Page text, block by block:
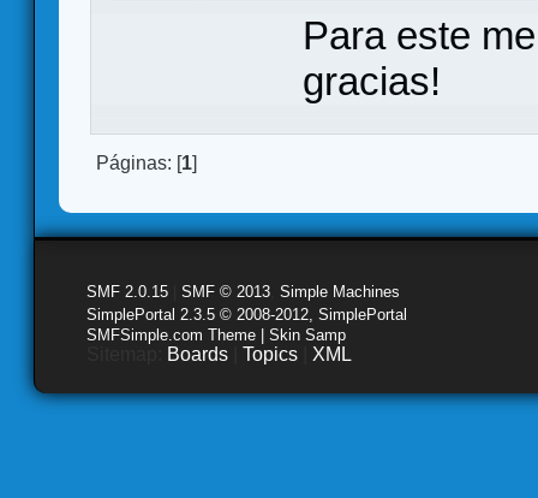
Para este
gracias!
Páginas: [1]
SMF 2.0.15 SMF © 2013 Simple Machines
SimplePortal 2.3.5 © 2008-2012, SimplePortal
SMFSimple.com Theme | Skin Samp
Boards Topics XML